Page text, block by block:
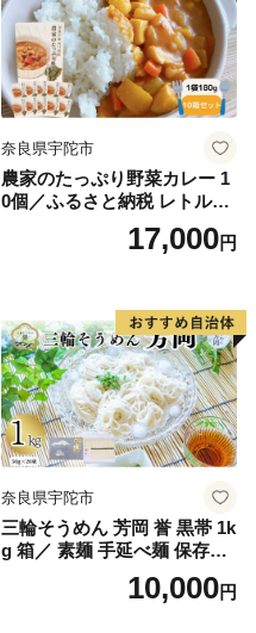
奈良県宇陀市
農家のたっぷり野菜カレー 1
0個／ふるさと納税 レトルト
カレー 詰め合わせ ギフト 10
食 野菜 ふるさと 有機野菜 オ
17,000円
奈良県宇陀市
三輪そうめん 芳岡 誉 黒帯 1k
g 箱／ 素麺 手延べ麺 保存食
温かい 鍋の締め 化粧箱 お取
り寄せ ギフト 奈良県 宇陀市
10,000円